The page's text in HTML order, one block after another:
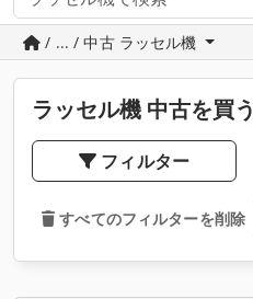
/ ... / 中古 ラッセル機
ラッセル機 中古を買う
フィルター
すべてのフィルターを削除